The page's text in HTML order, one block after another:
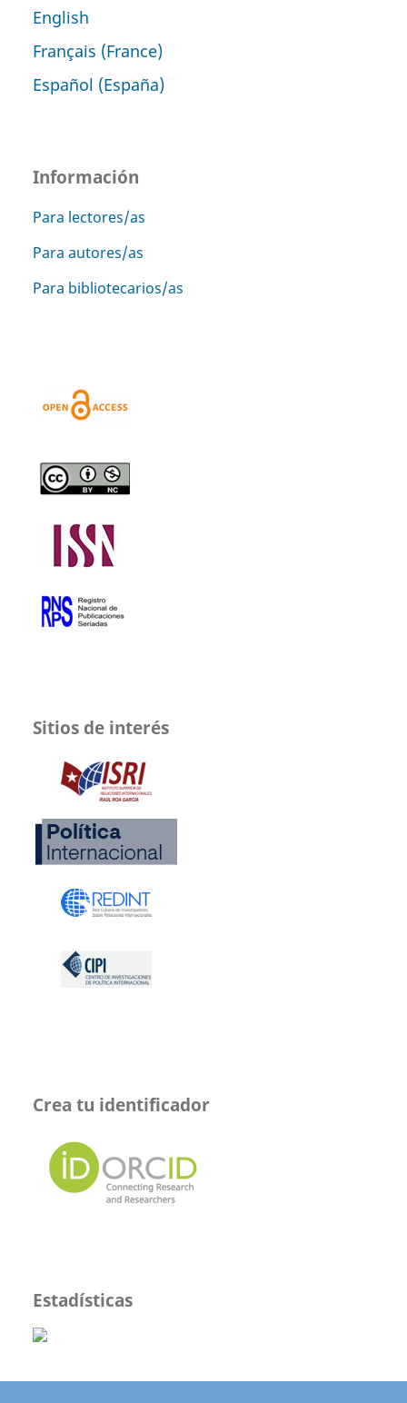
English
Français (France)
Español (España)
Información
Para lectores/as
Para autores/as
Para bibliotecarios/as
Sitios de interés
Crea tu identificador
Estadísticas